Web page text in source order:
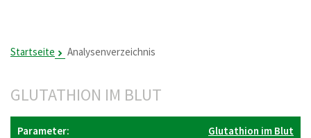
Startseite Analysenverzeichnis
GLUTATHION IM BLUT
Glutathion im Blut